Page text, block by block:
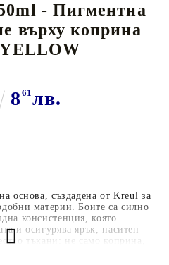
- Пигментна
върху коприна
8 61лв.
основа, създадена от Kreul за
материи. Боите са силно
консистенция, която
и осигурява ярък, наситен
тъкани: не само коприна,